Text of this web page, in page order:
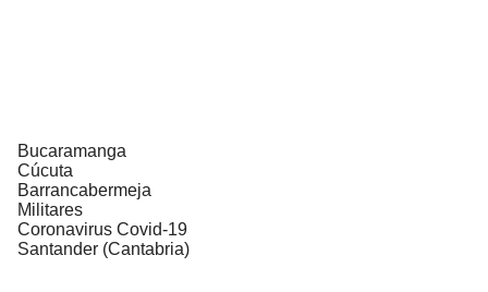
Bucaramanga
Cúcuta
Barrancabermeja
Militares
Coronavirus Covid-19
Santander (Cantabria)